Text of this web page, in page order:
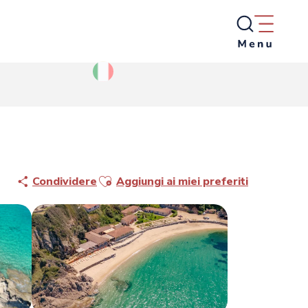
CondividereAjouter aux favoris
Aggiungi ai miei preferiti